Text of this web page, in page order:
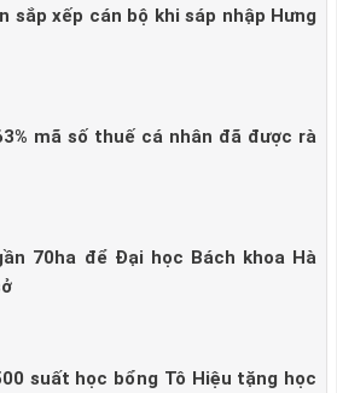
sắp xếp cán bộ khi sáp nhập Hưng
mã số thuế cá nhân đã được rà
70ha để Đại học Bách khoa Hà
suất học bổng Tô Hiệu tặng học